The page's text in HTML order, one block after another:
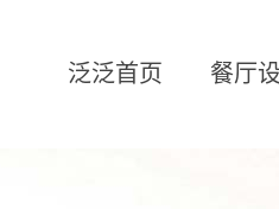
泛泛首页 餐厅